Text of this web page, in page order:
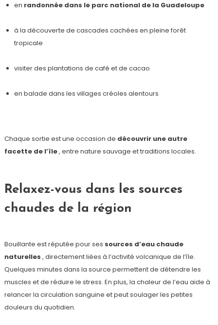
en randonnée dans le parc national de la Guadeloupe
à la découverte de cascades cachées en pleine forêt
tropicale
visiter des plantations de café et de cacao
en balade dans les villages créoles alentours
Chaque sortie est une occasion de découvrir une autre
facette de l’île, entre nature sauvage et traditions locales.
Relaxez-vous dans les sources
chaudes de la région
Bouillante est réputée pour ses sources d’eau chaude
naturelles , directement liées à l’activité volcanique de l’île.
Quelques minutes dans la source permettent de détendre les
muscles et de réduire le stress. En plus, la chaleur de l’eau aide à
relancer la circulation sanguine et peut soulager les petites
douleurs du quotidien.